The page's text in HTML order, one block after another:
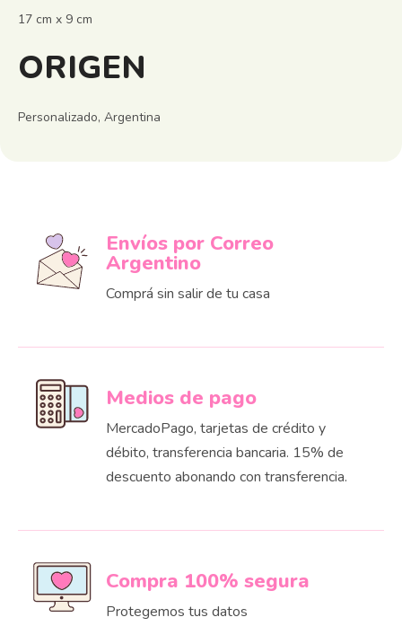
17 cm x 9 cm
ORIGEN
Personalizado, Argentina
Envíos por Correo
Argentino
Comprá sin salir de tu casa
Medios de pago
MercadoPago, tarjetas de crédito y
débito, transferencia bancaria. 15% de
descuento abonando con transferencia.
Compra 100% segura
Protegemos tus datos